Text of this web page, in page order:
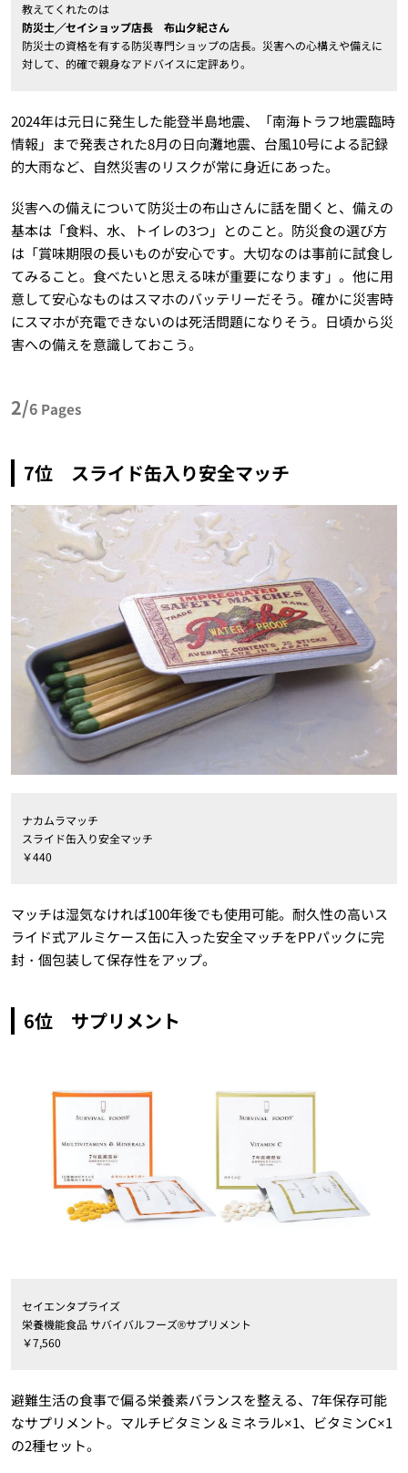
教えてくれたのは
防災士╱セイショップ店長 布山夕紀さん
防災士の資格を有する防災専門ショップの店長。災害への心構えや備えに
対して、的確で親身なアドバイスに定評あり。
2024年は元日に発生した能登半島地震、「南海トラフ地震臨時
情報」まで発表された8月の日向灘地震、台風10号による記録
的大雨など、自然災害のリスクが常に身近にあった。
災害への備えについて防災士の布山さんに話を聞くと、備えの
基本は「食料、水、トイレの3つ」とのこと。防災食の選び方
は「賞味期限の長いものが安心です。大切なのは事前に試食し
てみること。食べたいと思える味が重要になります」。他に用
意して安心なものはスマホのバッテリーだそう。確かに災害時
にスマホが充電できないのは死活問題になりそう。日頃から災
害への備えを意識しておこう。
2/6 Pages
7位 スライド缶入り安全マッチ
ナカムラマッチ
スライド缶入り安全マッチ
￥440
マッチは湿気なければ100年後でも使用可能。耐久性の高いス
ライド式アルミケース缶に入った安全マッチをPPパックに完
封・個包装して保存性をアップ。
6位 サプリメント
セイエンタプライズ
栄養機能食品 サバイバルフーズ®サプリメント
￥7,560
避難生活の食事で偏る栄養素バランスを整える、7年保存可能
なサプリメント。マルチビタミン＆ミネラル×1、ビタミンC×1
の2種セット。